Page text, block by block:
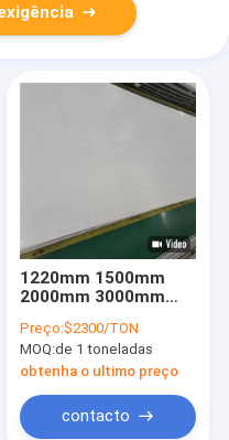
1220mm 1500mm
2000mm 3000mm
de aço inoxidável da
folha 16 laminado a
alta temperatura
Preço:$2300/TON
MOQ:de 1 toneladas
obtenha o ultimo preço
contacto